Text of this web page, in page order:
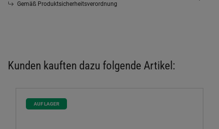
Gemäß Produktsicherheitsverordnung
Kunden kauften dazu folgende Artikel:
AUF LAGER